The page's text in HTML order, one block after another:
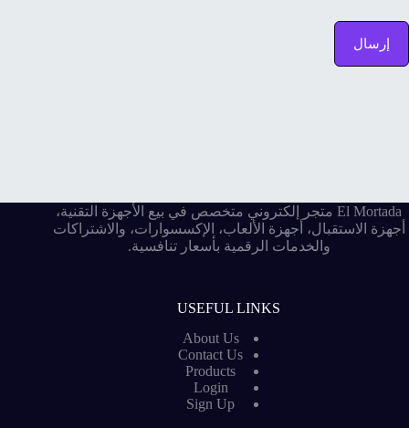
إرسال
El Mortada متجر إلكتروني متخصص في بيع الأجهزة التقنية،
أجهزة الاستقبال، أجهزة الألعاب، الإكسسوارات، والاشتراكات
والخدمات الرقمية بأسعار تنافسية.
USEFUL LINKS
About Us
Contact Us
Products
Login
Sign Up